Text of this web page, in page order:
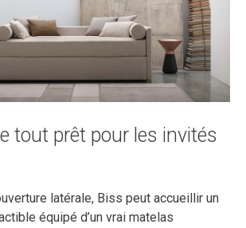
tout prêt pour les invités
latérale, Biss peut accueillir un
équipé d’un vrai matelas